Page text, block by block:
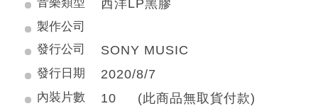
西洋LP黑膠
製作公司
發行公司
SONY MUSIC
發行日期 2020/8/7
內裝片數 10 (此商品無取貨付款)